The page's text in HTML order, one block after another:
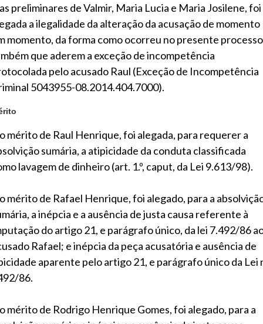
preliminares de Valmir, Maria Lucia e Maria Josilene, foi
a ilegalidade da alteração da acusação de momento
momento, da forma como ocorreu no presente
que aderem a exceção de incompetência
pelo acusado Raul (Exceção de Incompetência
5043955-08.2014.404.7000).
mérito de Raul Henrique, foi alegada, para requerer a
sumária, a atipicidade da conduta classificada
lavagem de dinheiro (art. 1.º, caput, da Lei 9.613/98).
mérito de Rafael Henrique, foi alegado, para a
a inépcia e a ausência de justa causa referente à
do artigo 21, e parágrafo único, da lei 7.492/86
Rafael; e inépcia da peça acusatória e ausência de
aparente pelo artigo 21, e parágrafo único da Lei
86.
mérito de Rodrigo Henrique Gomes, foi alegado, para a